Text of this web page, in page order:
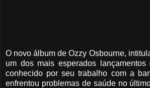
O novo álbum de Ozzy Osbourne,
um dos mais esperados lançamentos
conhecido por seu trabalho com a
enfrentou problemas de saúde no